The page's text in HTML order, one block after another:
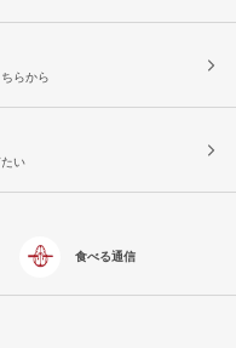
らから
い
食べる通信